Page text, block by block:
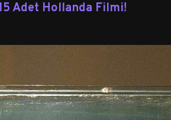
Adet Hollanda Filmi!